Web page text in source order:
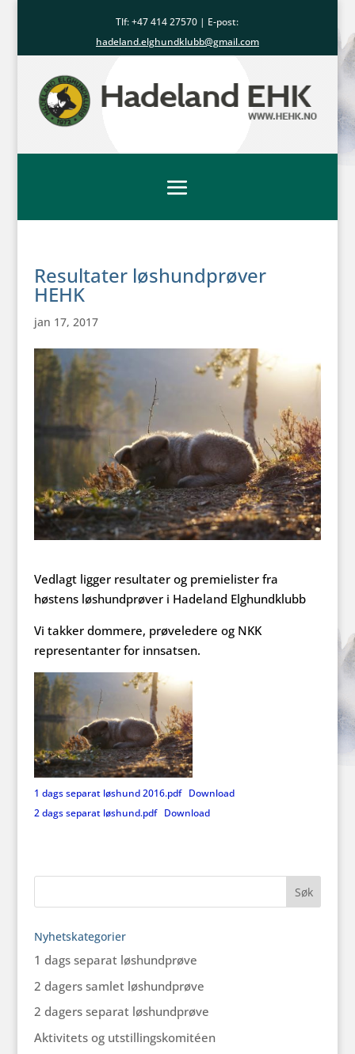
Tlf: +47414 27570 | E-post:
hadeland.elghundklubb@gmail.com
Resultater løshundprøver
HEHK
jan 17, 2017
Vedlagt ligger resultater og premielister fra
høstens løshundprøver i Hadeland Elghundklubb
Vi takker dommere, prøveledere og NKK
representanter for innsatsen.
1 dags separat løshund 2016.pdf
Download
2 dags separat løshund.pdf
Download
Nyhetskategorier
1 dags separat løshundprøve
2 dagers samlet løshundprøve
2 dagers separat løshundprøve
Aktivitets og utstillingskomitéen